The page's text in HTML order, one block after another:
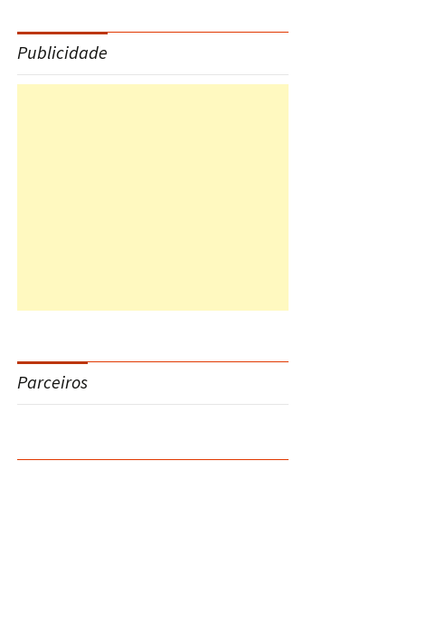
Publicidade
Parceiros